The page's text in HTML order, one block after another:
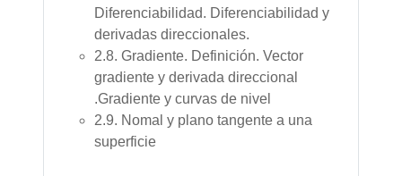
Diferenciabilidad. Diferenciabilidad y
derivadas direccionales.
2.8. Gradiente. Definición. Vector
gradiente y derivada direccional
.Gradiente y curvas de nivel
2.9. Nomal y plano tangente a una
superficie